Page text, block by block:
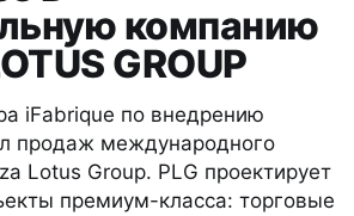
компанию
GROUP
iFabrique по внедрению
продаж международного
Lotus Group. PLG проектирует
премиум-класса: торговые